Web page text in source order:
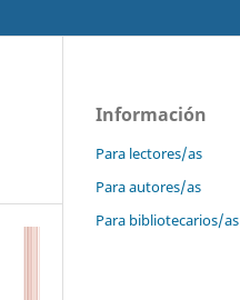
Información
Para lectores/as
Para autores/as
Para bibliotecarios/as